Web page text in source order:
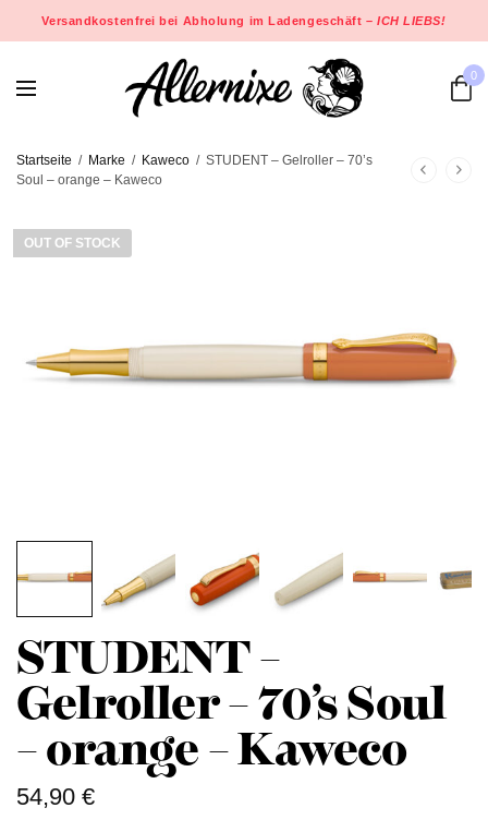
Versandkostenfrei bei Abholung im Ladengeschäft –ICH LIEBS!
0
Startseite / Marke / Kaweco / STUDENT – Gelroller – 70’s
Soul – orange – Kaweco
OUT OF STOCK
STUDENT –
Gelroller – 70’s Soul
– orange – Kaweco
54,90€